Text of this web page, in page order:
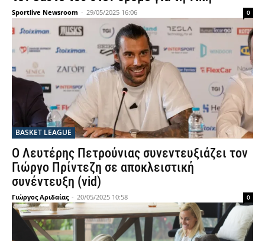
Sportlive Newsroom - 29/05/2025 16:06 0
BASKET LEAGUE
Ο Λευτέρης Πετρούνιας συνεντευξιάζει τον
Γιώργο Πρίντεζη σε αποκλειστική
συνέντευξη (vid)
Γιώργος Αριδαίας - 20/05/2025 10:58 0